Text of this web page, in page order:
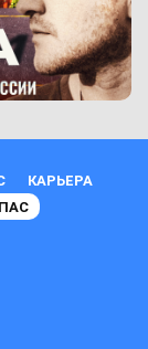
КАРЬЕРА